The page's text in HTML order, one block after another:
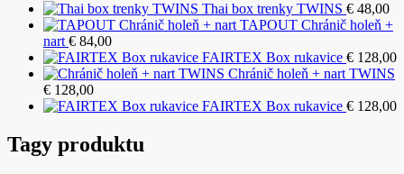
Thai box trenky TWINS € 48,00
TAPOUT Chránič holeň +
nart € 84,00
FAIRTEX Box rukavice € 128,00
Chránič holeň + nart TWINS
€ 128,00
FAIRTEX Box rukavice € 128,00
Tagy produktu